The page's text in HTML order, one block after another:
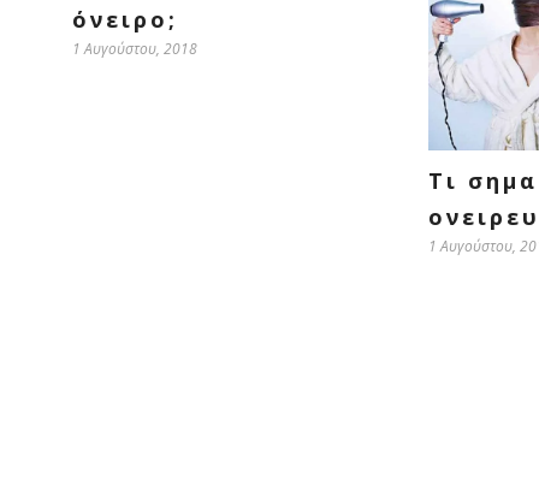
όνειρο;
1 Αυγούστου, 2018
Τι
1 Αυγούστου,